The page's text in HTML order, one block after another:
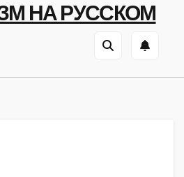
НА РУССКОМ